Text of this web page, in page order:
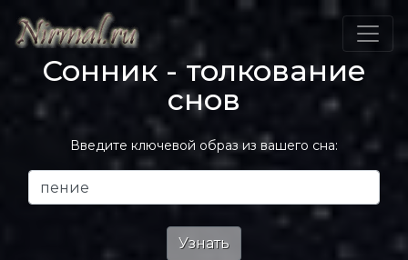
Сонник - толкование
снов
Введите ключевой образ из вашего сна: